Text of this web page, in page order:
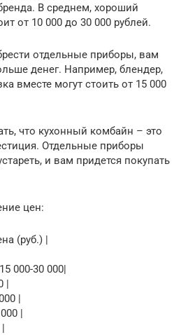
В среднем, хороший
от 10 000 до 30 000 рублей.
отдельные приборы, вам
денег. Например, блендер,
вместе могут стоить от 15 000
что кухонный комбайн – это
Отдельные приборы
и вам придется покупать
цен:
(руб.) |
000-30 000|
|
|
|